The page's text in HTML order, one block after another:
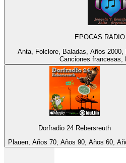
EPOCAS
Anta, Folclore, Baladas, Años
Canciones francesas,
Dorfradio 24 Rebersreuth
Plauen, Años 70, Años 90, Años 60,